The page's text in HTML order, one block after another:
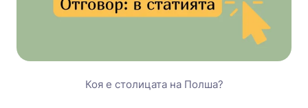
Коя е столицата на Полша?